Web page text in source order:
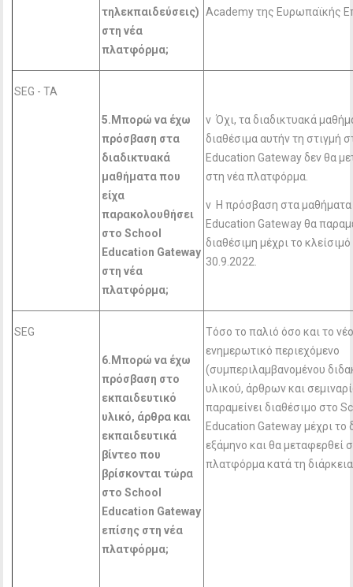
τηλεκπαιδεύσεις)
στη νέα
πλατφόρμα;
Academy της Ευρωπαϊκής
SEG - TA
5.Μπορώ να έχω
πρόσβαση στα
διαδικτυακά
μαθήματα που
είχα
παρακολουθήσει
στο School
Education Gateway
στη νέα
πλατφόρμα;
v Όχι, τα διαδικτυακά
διαθέσιμα αυτήν τη στιγμή
Education Gateway δεν θα
στη νέα πλατφόρμα.
v Η πρόσβαση στα μαθήματα
Education Gateway θα
διαθέσιμη μέχρι το
30.9.2022.
SEG
6.Μπορώ να έχω
πρόσβαση στο
εκπαιδευτικό
υλικό, άρθρα και
εκπαιδευτικά
βίντεο που
βρίσκονται τώρα
στο School
Education Gateway
επίσης στη νέα
πλατφόρμα;
Τόσο το παλιό όσο και το
ενημερωτικό περιεχόμενο
(συμπεριλαμβανομένου
υλικού, άρθρων και
παραμείνει διαθέσιμο στο
Education Gateway μέχρι το
εξάμηνο και θα μεταφερθεί
πλατφόρμα κατά τη